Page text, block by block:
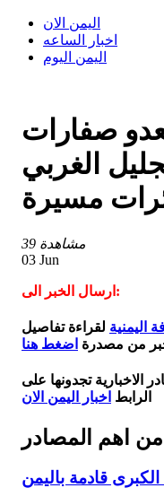
اليمن الان
اخبار الساعه
اليمن اليوم
صفارات
الغربي
مسيرة
39 مشاهدة
03 Jun
ارسال الخبر الى:
اليمنية لقراءة تفاصيل
من مصدرة اضغط هنا
الاخبارية تجدونها على
الرابط اخبار اليمن الان
من اهم المصادر
الكبرى قادمة باليمن